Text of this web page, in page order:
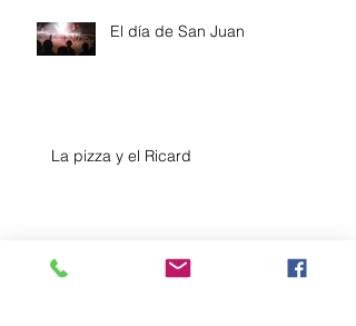
El día de San Juan
La pizza y el Ricard
Archivo